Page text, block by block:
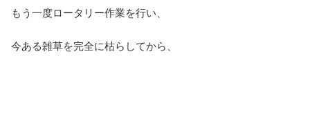
もう一度ロータリー作業を行い、
今ある雑草を完全に枯らしてから、